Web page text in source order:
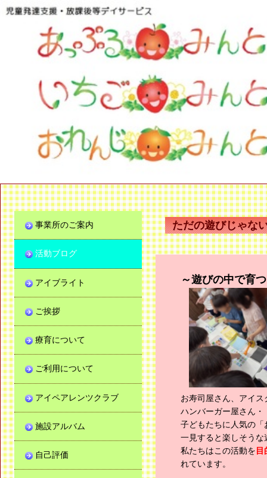
ただの遊びじゃな
～遊びの中で育
お寿司屋さん、アイ
ハンバーガー屋さん・
子どもたちに人気の「
一見すると楽しそうな
私たちはこの活動を
れています。
事業所のご案内
活動ブログ
アイブライト
ご挨拶
療育について
ご利用について
アイペアレンツクラブ
施設アルバム
自己評価